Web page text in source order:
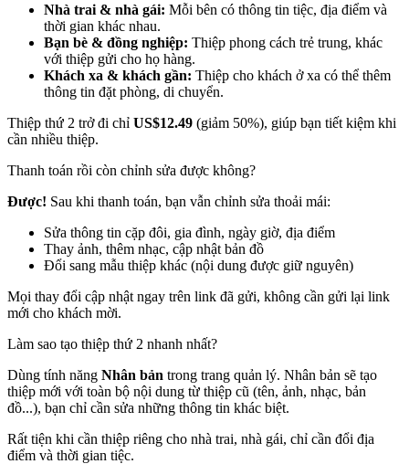
Nhà trai & nhà gái: Mỗi bên có thông tin tiệc, địa điểm và
thời gian khác nhau.
Bạn bè & đồng nghiệp: Thiệp phong cách trẻ trung, khác
với thiệp gửi cho họ hàng.
Khách xa & khách gần: Thiệp cho khách ở xa có thể thêm
thông tin đặt phòng, di chuyển.
Thiệp thứ 2 trở đi chỉ US$12.49 (giảm 50%), giúp bạn tiết kiệm khi
cần nhiều thiệp.
Thanh toán rồi còn chỉnh sửa được không?
Được! Sau khi thanh toán, bạn vẫn chỉnh sửa thoải mái:
Sửa thông tin cặp đôi, gia đình, ngày giờ, địa điểm
Thay ảnh, thêm nhạc, cập nhật bản đồ
Đổi sang mẫu thiệp khác (nội dung được giữ nguyên)
Mọi thay đổi cập nhật ngay trên link đã gửi, không cần gửi lại link
mới cho khách mời.
Làm sao tạo thiệp thứ 2 nhanh nhất?
Dùng tính năng Nhân bản trong trang quản lý. Nhân bản sẽ tạo
thiệp mới với toàn bộ nội dung từ thiệp cũ (tên, ảnh, nhạc, bản
đồ...), bạn chỉ cần sửa những thông tin khác biệt.
Rất tiện khi cần thiệp riêng cho nhà trai, nhà gái, chỉ cần đổi địa
điểm và thời gian tiệc.